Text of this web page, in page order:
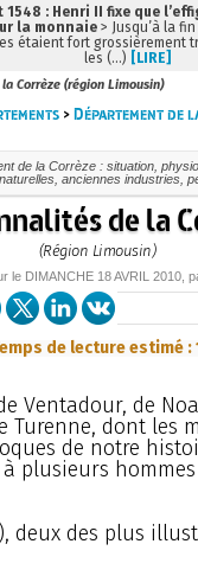
Corrèze (région Limousin)
>Département de
de la Corrèze : situation,
anciennes industries,
de la
(Région Limousin)
le DIMANCHE 18 AVRIL 2010,
de lecture estimé :
Ventadour, de
Turenne, dont les
de notre
plusieurs
deux des plus
1548 : Henri II fixe que
la monnaie > Jusqu’à la
étaient fort grossièrement
les (…) [LIRE]